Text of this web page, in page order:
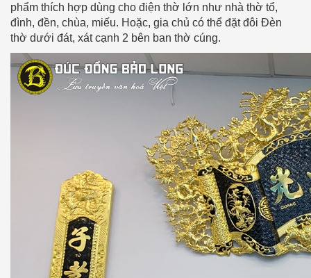
phẩm thích hợp dùng cho điện thờ lớn như nhà thờ tổ,
đình, đền, chùa, miếu. Hoặc, gia chủ có thể đặt đôi Đèn
thờ dưới đát, xát cạnh 2 bên ban thờ cúng.